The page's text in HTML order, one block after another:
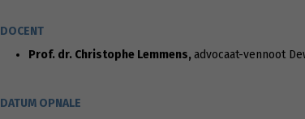
DOCENT
Prof. dr. Christophe Lemmens,advocaat-vennoot
DATUM OPNALE